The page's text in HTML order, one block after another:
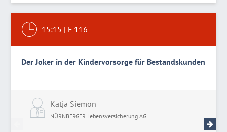
15:15 | F 116
Der Joker in der Kindervorsorge für Bestandskunden
Katja Siemon
NÜRNBERGER Lebensversicherung AG